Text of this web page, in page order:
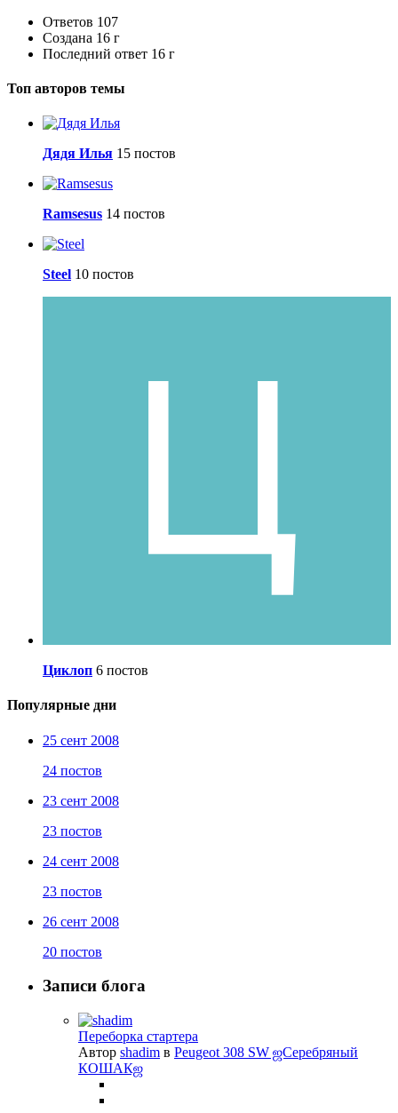
Ответов 107
Создана 16 г
Последний ответ 16 г
Топ авторов темы
Дядя Илья 15 постов
Ramsesus 14 постов
Steel 10 постов
Циклоп 6 постов
Популярные дни
25 сент 2008
24 постов
23 сент 2008
23 постов
24 сент 2008
23 постов
26 сент 2008
20 постов
Записи блога
Переборка стартера
Автор shadim в Peugeot 308 SW ஜСеребряный
КОШАКஜ